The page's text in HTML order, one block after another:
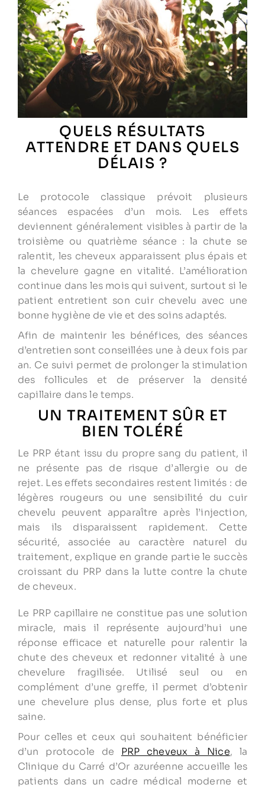
QUELS RÉSULTATS
ATTENDRE ET DANS QUELS
DÉLAIS ?
Le protocole classique prévoit plusieurs
séances espacées d’un mois. Les effets
deviennent généralement visibles à partir de la
troisième ou quatrième séance : la chute se
ralentit, les cheveux apparaissent plus épais et
la chevelure gagne en vitalité. L’amélioration
continue dans les mois qui suivent, surtout si le
patient entretient son cuir chevelu avec une
bonne hygiène de vie et des soins adaptés.
Afin de maintenir les bénéfices, des séances
d’entretien sont conseillées une à deux fois par
an. Ce suivi permet de prolonger la stimulation
des follicules et de préserver la densité
capillaire dans le temps.
UN TRAITEMENT SÛR ET
BIEN TOLÉRÉ
Le PRP étant issu du propre sang du patient, il
ne présente pas de risque d’allergie ou de
rejet. Les effets secondaires restent limités : de
légères rougeurs ou une sensibilité du cuir
chevelu peuvent apparaître après l’injection,
mais ils disparaissent rapidement. Cette
sécurité, associée au caractère naturel du
traitement, explique en grande partie le succès
croissant du PRP dans la lutte contre la chute
de cheveux.
Le PRP capillaire ne constitue pas une solution
miracle, mais il représente aujourd’hui une
réponse efficace et naturelle pour ralentir la
chute des cheveux et redonner vitalité à une
chevelure fragilisée. Utilisé seul ou en
complément d’une greffe, il permet d’obtenir
une chevelure plus dense, plus forte et plus
saine.
Pour celles et ceux qui souhaitent bénéficier
d’un protocole de PRP cheveux à Nice, la
Clinique du Carré d’Or azuréenne accueille les
patients dans un cadre médical moderne et